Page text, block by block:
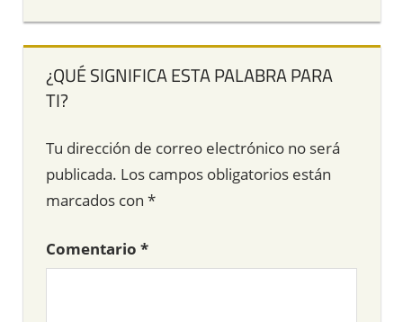
¿QUÉ SIGNIFICA ESTA PALABRA PARA
TI?
Tu dirección de correo electrónico no será
publicada. Los campos obligatorios están
marcados con *
Comentario *